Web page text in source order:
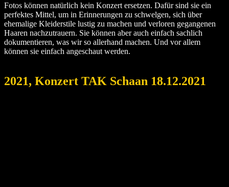
Fotos können natürlich kein Konzert ersetzen. Dafür sind sie ein
perfektes Mittel, um in Erinnerungen zu schwelgen, sich über
ehemalige Kleiderstile lustig zu machen und verloren gegangenen
Haaren nachzutrauern. Sie können aber auch einfach sachlich
dokumentieren, was wir so allerhand machen. Und vor allem
können sie einfach angeschaut werden.
2021, Konzert TAK Schaan 18.12.2021